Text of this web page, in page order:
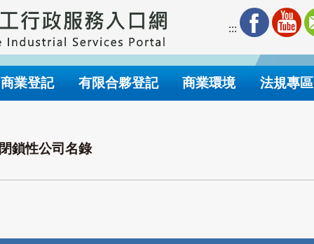
:::
商業登記 有限合夥登記 商業環境 法規專區
閉鎖性公司名錄